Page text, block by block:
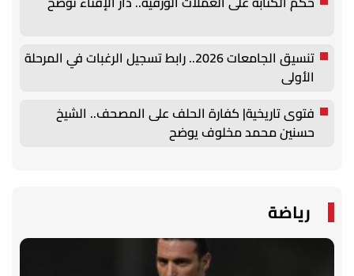
تنسيق الجامعات 2026.. رابط تسجيل الرغبات في المرحلة
الأولى
فتوى تاريخية| كفارة الحلف على المصحف.. الشيخ
حسنين محمد مخلوف يوضح
رياضة